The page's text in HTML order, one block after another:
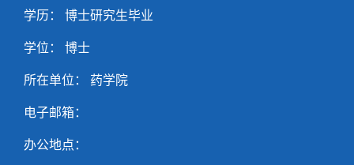
学历： 博士研究生毕业
学位： 博士
所在单位： 药学院
电子邮箱：
办公地点：